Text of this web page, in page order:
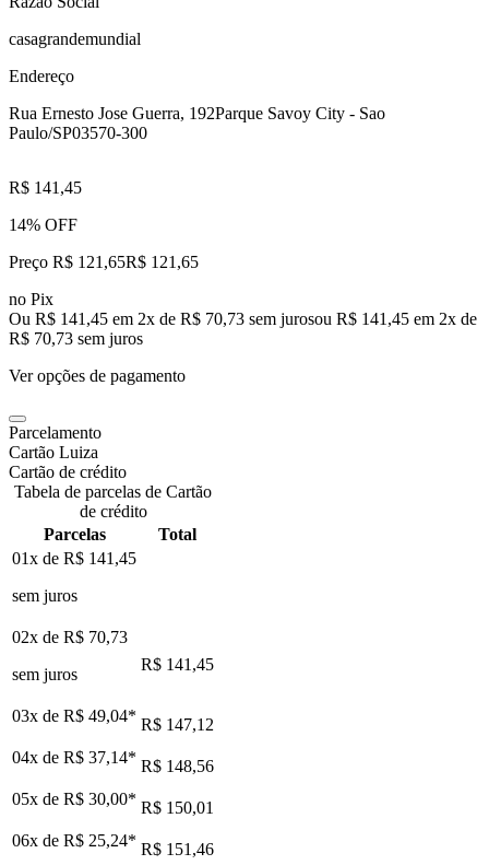
casagrandemundial
Endereço
Rua Ernesto Jose Guerra, 192Parque Savoy City - Sao
Paulo/SP03570-300
R$ 141,45
14% OFF
Preço R$ 121,65R$ 121 ,65
no Pix
Ou R$ 141,45 em 2x de R$ 70,73 sem jurosou R$ 141,45 em 2x de
R$ 70,73 sem juros
Ver opções de pagamento
Parcelamento
Cartão Luiza
Cartão de crédito
Tabela de parcelas de Cartão
de crédito
Parcelas
Total
01x de R$ 141,45
sem juros
02x de R$ 70,73
sem juros
R$ 141,45
03x de R$ 49,04* R$ 147,12
04x de R$ 37,14* R$ 148,56
05x de R$ 30,00* R$ 150,01
06x de R$ 25,24* R$ 151,46